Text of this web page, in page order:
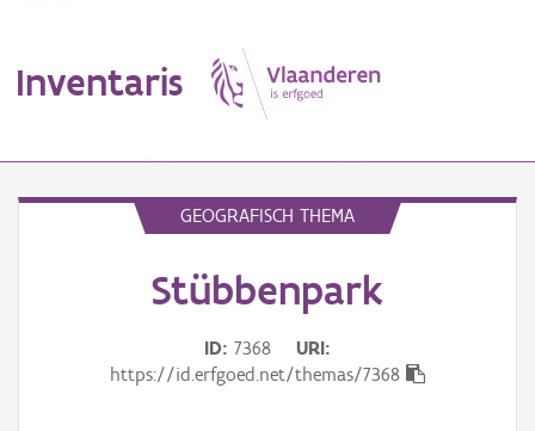
Inventaris
GEOGRAFISCH THEMA
Stübbenpark
ID 7368
URI
https://id.erfgoed.net/themas/7368